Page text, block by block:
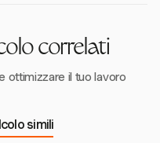
correlati
ottimizzare il tuo lavoro
simili